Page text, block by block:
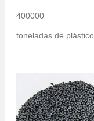
400000
toneladas de